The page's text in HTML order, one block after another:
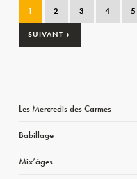
1 2 3 4 5
SUIVANT ›
Les Mercredis des Carmes
Babillage
Mix’âges